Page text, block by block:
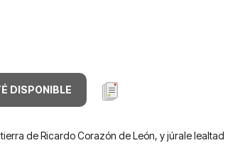
DISPONIBLE
de Ricardo Corazón de León, y júrale lealtad